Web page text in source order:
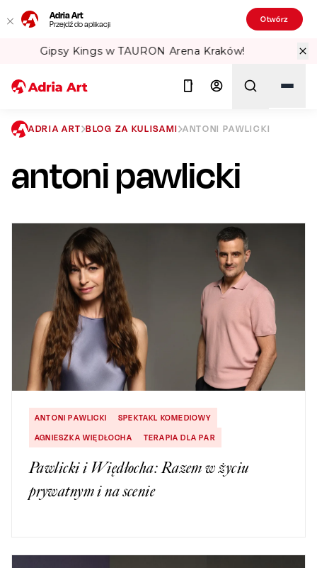
Adria Art
Przejdź do aplikacji Otwórz
Sprawdź Teatralne Lato w PKiN! 🏛️
ADRIA ART BLOG ZA KULISAMI ANTONI PAWLICKI
antoni pawlicki
ANTONI PAWLICKI
SPEKTAKL KOMEDIOWY
AGNIESZKA WIĘDŁOCHA
TERAPIA DLA PAR
Pawlicki i Więdłocha: Razem w życiu
prywatnym i na scenie